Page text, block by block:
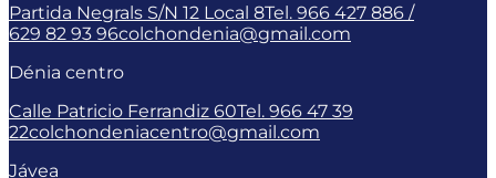
Partida Negrals S/N 12 Local 8Tel. 966 427 886 /
629 82 93 96colchondenia@gmail.com
Dénia centro
Calle Patricio Ferrandiz 60Tel. 966 47 39
22colchondeniacentro@gmail.com
Jávea